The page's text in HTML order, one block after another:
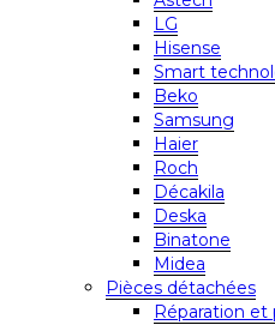
LG
Hisense
Smart
Beko
Samsung
Haier
Roch
Décakila
Deska
Binatone
Midea
Pièces détachées
Réparation et